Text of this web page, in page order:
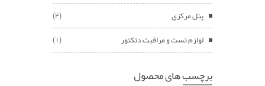
پنل مرکزی (4)
لوازم تست و مراقبت دتکتور (1)
برچسب های محصول